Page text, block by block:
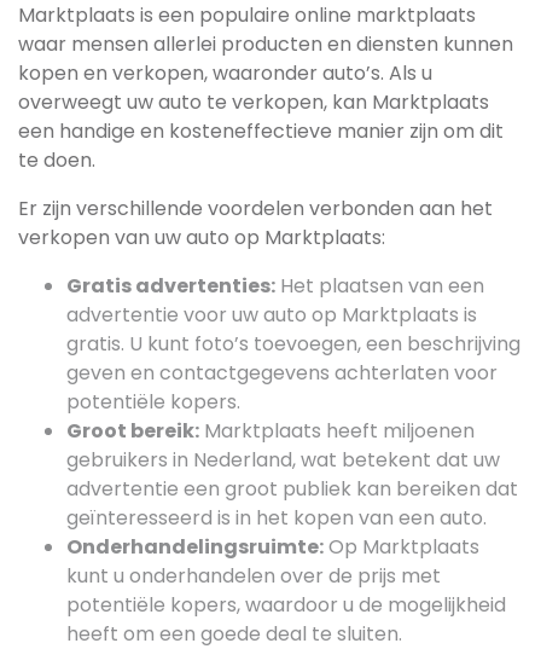
Marktplaats is een populaire online marktplaats
waar mensen allerlei producten en diensten kunnen
kopen en verkopen, waaronder auto’s. Als u
overweegt uw auto te verkopen, kan Marktplaats
een handige en kosteneffectieve manier zijn om dit
te doen.
Er zijn verschillende voordelen verbonden aan het
verkopen van uw auto op Marktplaats:
Gratis advertenties: Het plaatsen van een
advertentie voor uw auto op Marktplaats is
gratis. U kunt foto’s toevoegen, een beschrijving
geven en contactgegevens achterlaten voor
potentiële kopers.
Groot bereik: Marktplaats heeft miljoenen
gebruikers in Nederland, wat betekent dat uw
advertentie een groot publiek kan bereiken dat
geïnteresseerd is in het kopen van een auto.
Onderhandelingsruimte:Op Marktplaats
kunt u onderhandelen over de prijs met
potentiële kopers, waardoor u de mogelijkheid
heeft om een goede deal te sluiten.